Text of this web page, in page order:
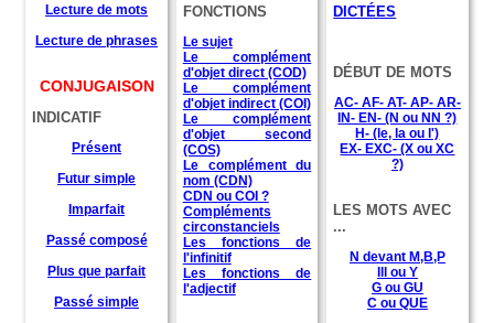
Lecture de mots
Lecture de phrases
CONJUGAISON
INDICATIF
Présent
Futur simple
Imparfait
Passé composé
Plus que parfait
Passé simple
FONCTIONS
Le sujet
Le complément
d'objet direct (COD)
Le complément
d'objet indirect (COI)
Le complément
d'objet second
(COS)
Le complément du
nom (CDN)
CDN ou COI ?
Compléments
circonstanciels
Les fonctions de
l'infinitif
Les fonctions de
l'adjectif
DICTÉES
DÉBUT DE MOTS
AC- AF- AT- AP- AR-
IN- EN- (N ou NN ?)
H- (le, la ou l')
EX- EXC- (X ou XC
?)
LES MOTS AVEC
...
N devant M,B,P
Ill ou Y
G ou GU
C ou QUE